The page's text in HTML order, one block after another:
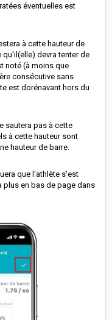
éventuelles est
à cette hauteur de
qu'il(elle) devra tenter de
noté (à moins que
consécutive sans
est dorénavant hors du
sautera pas à cette
à cette hauteur sont
hauteur de barre.
que l'athlète s'est
plus en bas de page dans